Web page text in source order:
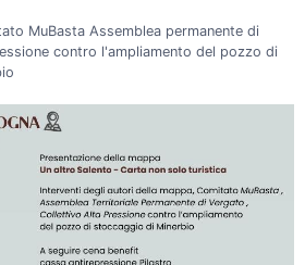
MuBasta Assemblea permanente di
contro l'ampliamento del pozzo di